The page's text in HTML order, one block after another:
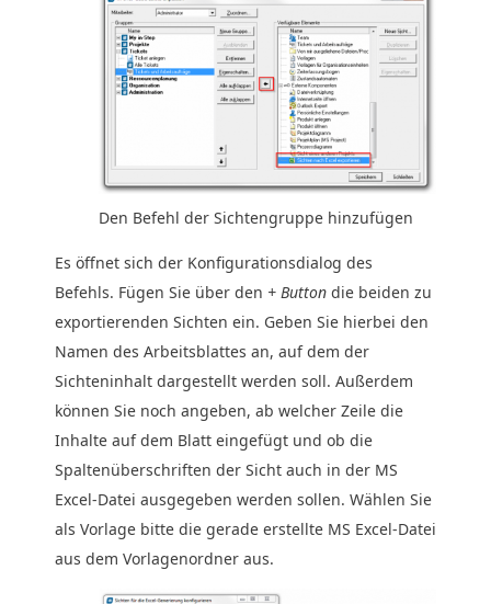
Den Befehl der Sichtengruppe hinzufügen
Es öffnet sich der Konfigurationsdialog des
Befehls. Fügen Sie über den + Buttondie beiden zu
exportierenden Sichten ein. Geben Sie hierbei den
Namen des Arbeitsblattes an, auf dem der
Sichteninhalt dargestellt werden soll. Außerdem
können Sie noch angeben, ab welcher Zeile die
Inhalte auf dem Blatt eingefügt und ob die
Spaltenüberschriften der Sicht auch in der MS
Excel-Datei ausgegeben werden sollen. Wählen Sie
als Vorlage bitte die gerade erstellte MS Excel-Datei
aus dem Vorlagenordner aus.